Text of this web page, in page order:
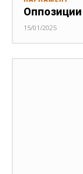
Оппозиции
15/01/2025